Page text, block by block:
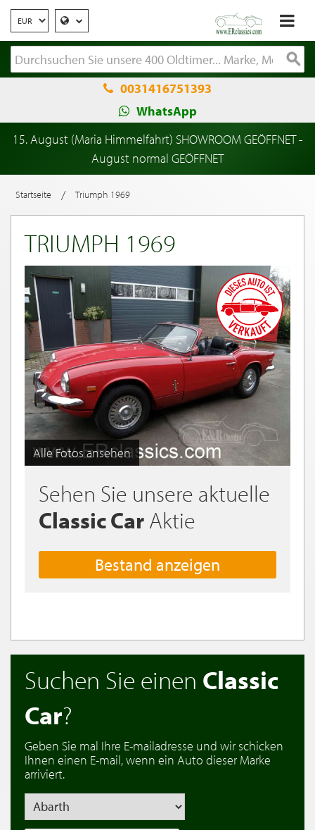
0031416751393
WhatsApp
15. August (Maria Himmelfahrt) SHOWROOM GEÖFFNET -
August normal GEÖFFNET
Startseite / Triumph 1969
TRIUMPH 1969
Alle Fotos ansehen
Sehen Sie unsere aktuelle
Classic Car Aktie
Bestand anzeigen
Suchen Sie einen Classic
Car?
Geben Sie mal Ihre E-mailadresse und wir schicken
Ihnen einen E-mail, wenn ein Auto dieser Marke
arriviert.